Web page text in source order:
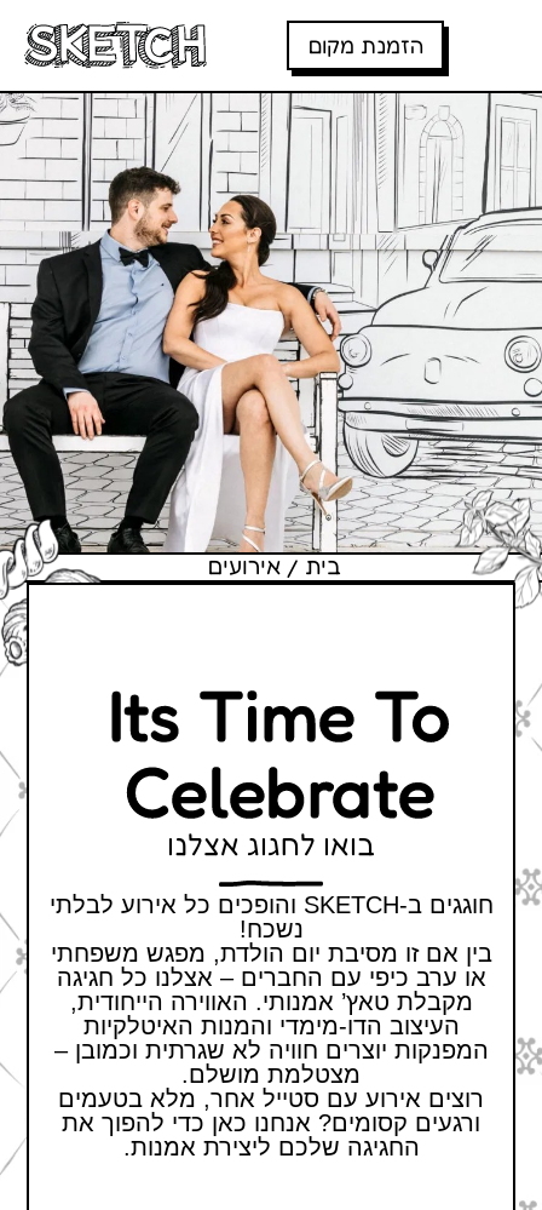
הזמנת מקום
בית אירועים
Its Time To
Celebrate
בואו לחגוג אצלנו
חוגגים ב-SKETCH והופכים כל אירוע לבלתי
נשכח!
בין אם זו מסיבת יום הולדת, מפגש משפחתי
או ערב כיפי עם החברים – אצלנו כל חגיגה
מקבלת טאץ’ אמנותי. האווירה הייחודית,
העיצוב הדו-מימדי והמנות האיטלקיות
המפנקות יוצרים חוויה לא שגרתית וכמובן –
מצטלמת מושלם.
רוצים אירוע עם סטייל אחר, מלא בטעמים
ורגעים קסומים? אנחנו כאן כדי להפוך את
החגיגה שלכם ליצירת אמנות.